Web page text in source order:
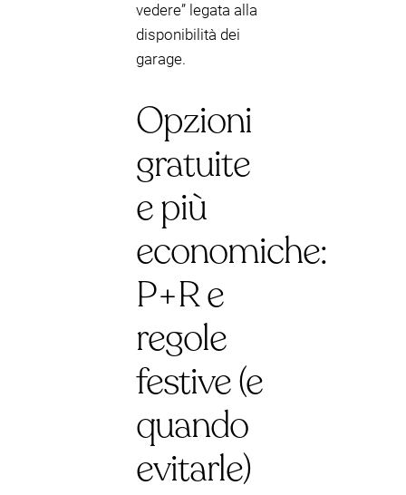
vedere” legata alla
disponibilità dei
garage.
Opzioni
gratuite
e più
economiche:
P+R e
regole
festive (e
quando
evitarle)